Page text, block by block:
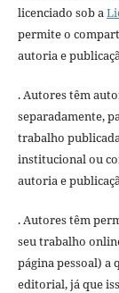
licenciado sob a
permite o
autoria e
. Autores têm
separadamente,
trabalho
institucional ou
autoria e
. Autores têm
seu trabalho
página pessoal) a
editorial, já que